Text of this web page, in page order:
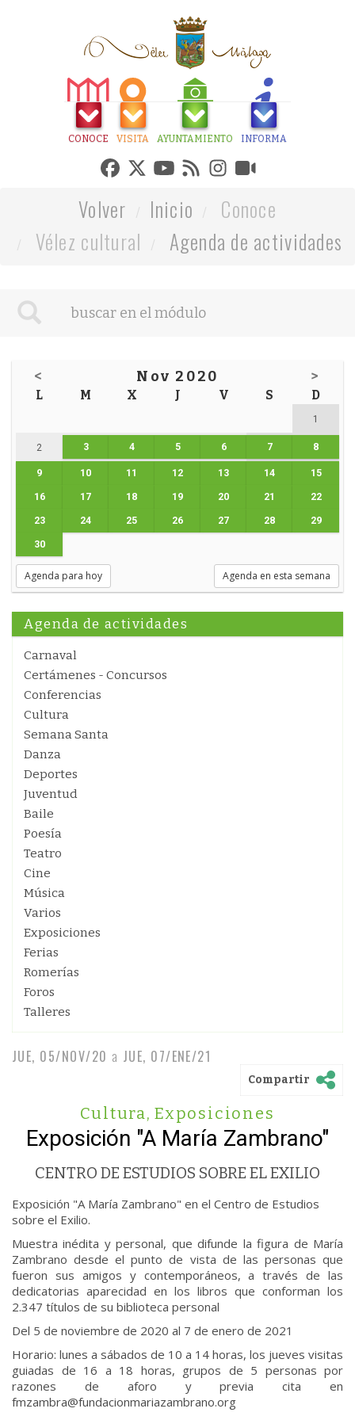
CONOCE VISITA AYUNTAMIENTO INFORMA
Volver Inicio
Conoce
Vélez cultural
Agenda de actividades
< Nov 2020 >
L M X J V S D
1
2 3 4 5 6 7 8
9 10 11 12 13 14 15
16 17 18 19 20 21 22
23 24 25 26 27 28 29
30
Agenda para hoy Agenda en esta semana
Agenda de actividades
Carnaval
Certámenes - Concursos
Conferencias
Cultura
Semana Santa
Danza
Deportes
Juventud
Baile
Poesía
Teatro
Cine
Música
Varios
Exposiciones
Ferias
Romerías
Foros
Talleres
JUE, 05/NOV/20 a JUE, 07/ENE/21
Compartir
Cultura, Exposiciones
Exposición "A María Zambrano"
CENTRO DE ESTUDIOS SOBRE EL EXILIO
Exposición "A María Zambrano" en el Centro de Estudios
sobre el Exilio.
Muestra inédita y personal, que difunde la figura de María
Zambrano desde el punto de vista de las personas que
fueron sus amigos y contemporáneos, a través de las
dedicatorias aparecidad en los libros que conforman los
2.347 títulos de su biblioteca personal
Del 5 de noviembre de 2020 al 7 de enero de 2021
Horario: lunes a sábados de 10 a 14 horas, los jueves visitas
guiadas de 16 a 18 horas, grupos de 5 personas por
razones de aforo y previa cita en
fmzambra@fundacionmariazambrano.org